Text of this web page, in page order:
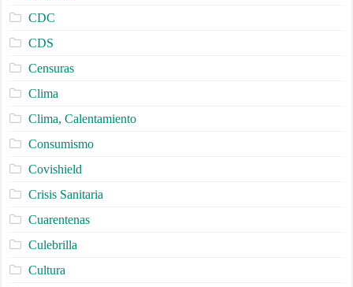
CDC
CDS
Censuras
Clima
Clima, Calentamiento
Consumismo
Covishield
Crisis Sanitaria
Cuarentenas
Culebrilla
Cultura